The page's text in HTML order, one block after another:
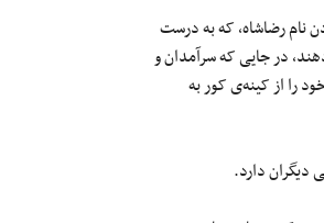
نام رضاشاه، که به درست
در جایی که سرآمدان و
را از کینه‌ی کور به
دیگران دارد.